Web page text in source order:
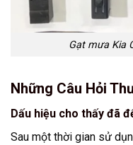
Gạt mưa Kia
Những Câu Hỏi
Dấu hiệu cho thấy đã
Sau một thời gian sử